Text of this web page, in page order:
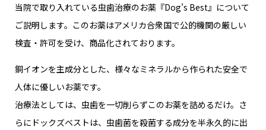
当院で取り入れている虫歯治療のお薬『Dog’s Best』について
ご説明します。このお薬はアメリカ合衆国で公的機関の厳しい
検査・許可を受け、商品化されております。
銅イオンを主成分とした、様々なミネラルから作られた安全で
人体に優しいお薬です。
治療法としては、虫歯を一切削らずこのお薬を詰めるだけ。さ
らにドックズベストは、虫歯菌を殺菌する成分を半永久的に出